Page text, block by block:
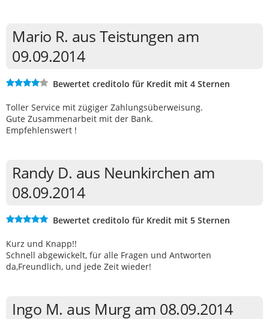
Mario R. aus Teistungen am
09.09.2014
Bewertet creditolo für Kredit mit 4 Sternen
Toller Service mit zügiger Zahlungsüberweisung.
Gute Zusammenarbeit mit der Bank.
Empfehlenswert !
Randy D. aus Neunkirchen am
08.09.2014
Bewertet creditolo für Kredit mit 5 Sternen
Kurz und Knapp!!
Schnell abgewickelt, für alle Fragen und Antworten
da,Freundlich, und jede Zeit wieder!
Ingo M. aus Murg am 08.09.2014